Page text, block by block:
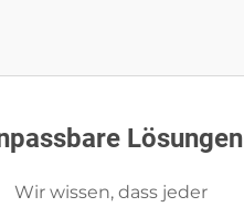
Lösungen
Wir wissen, dass jeder